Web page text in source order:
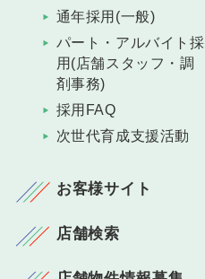
通年採用(一般)
パート・アルバイト採
用(店舗スタッフ・調
剤事務)
採用FAQ
次世代育成支援活動
お客様サイト
店舗検索